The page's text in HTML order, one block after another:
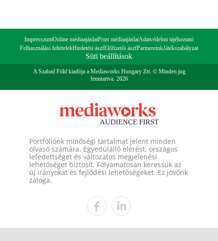
ImpresszumOnline médiaajánlatPrint médiaajánlatAdatvédelmi tájékoztató
Felhasználási feltételekHirdetési ászfElőfizetői ászfPartnereinkJátékszabályzat
Süti beállítások
A Szabad Föld kiadója a Mediaworks Hungary Zrt. © Minden jog
fenntartva. 2026
Portfóliónk minőségi tartalmat jelent minden
olvasó számára. Egyedülálló elérést, országos
lefedettséget és változatos megjelenési
lehetőséget biztosít. Folyamatosan keressük az
új irányokat és fejlődési lehetőségeket. Ez jövőnk
záloga.